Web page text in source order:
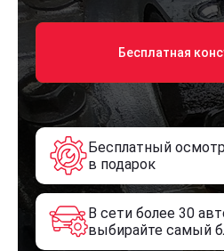
Бесплатная
Бесплатный
в подарок
В сети более 30
выбирайте самый